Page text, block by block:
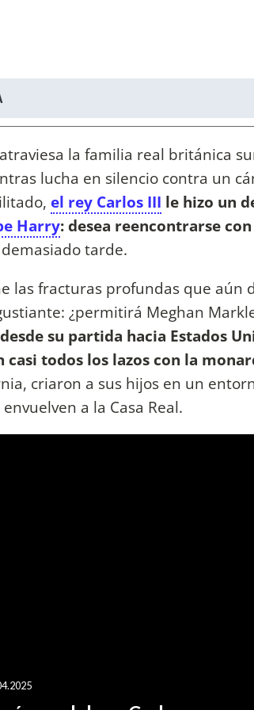
la familia real británica
lucha en silencio contra un
el rey Carlos III le hizo un
Harry: desea reencontrarse
tarde.
las fracturas profundas que aún
¿permitirá Meghan
desde su partida hacia Estados
casi todos los lazos con la
criaron a sus hijos en un
a la Casa Real.